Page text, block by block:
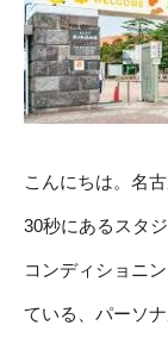
こんにちは。名
30秒にあるスタジ
コンディショニ
ている、パーソ